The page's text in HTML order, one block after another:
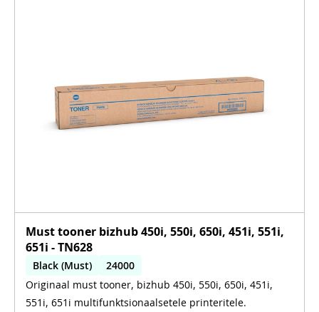
Must tooner bizhub 450i, 550i, 650i, 451i, 551i,
651i - TN628
Black (Must)
24000
450i, 550i, 650i, 451i, 551i, 651i
Originaal must tooner, bizhub 450i, 550i, 650i, 451i,
551i, 651i multifunktsionaalsetele printeritele.